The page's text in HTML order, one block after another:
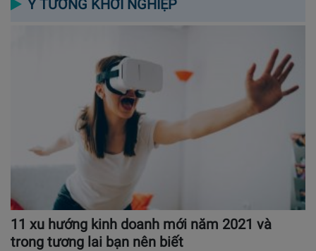
Ý TƯỞNG KHỞI NGHIỆP
11 xu hướng kinh doanh mới năm 2021 và
trong tương lai bạn nên biết